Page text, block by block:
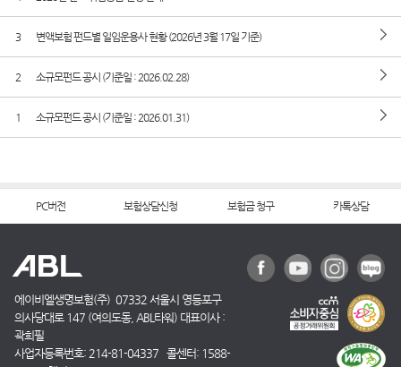
3 변액보험 펀드별 일임운용사 현황 (2026년 3월 17일 기준)
2 소규모펀드 공시 (기준일 : 2026.02.28)
1 소규모펀드 공시 (기준일 : 2026.01.31)
PC버전 보험상담신청 보험금 청구 카톡상담
에이비엘생명보험(주) 07332 서울시 영등포구
의사당대로 147 (여의도동, ABL타워) 대표이사 :
곽희필
사업자등록번호: 214-81-04337 콜센터: 1588-